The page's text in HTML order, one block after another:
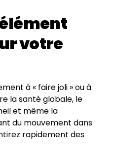
votre
à « faire joli » ou à
la santé globale, le
et même la
du mouvement dans
rapidement des